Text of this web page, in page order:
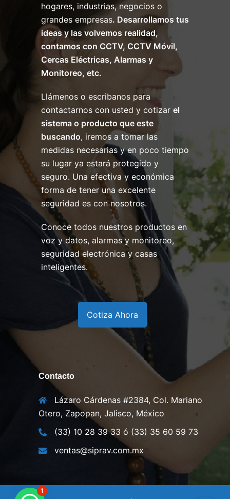
hogares, industrias, negocios o
grandes empresas. Desarrollamos tus
ideas y las volvemos realidad,
contamos con CCTV, CCTV Móvil,
Cercas Eléctricas, Alarmas y
Monitoreo, etc.
Llámenos o escribanos para
contactarnos con usted y cotizar el
sistema o producto que este
buscando, iremos a tomar las
medidas necesarias y en poco tiempo
su lugar ya estará protegido y
seguro. Una efectiva y económica
forma de tener una excelente
seguridad es con nosotros.
Conoce todos nuestros productos en
voz y datos, alarmas y monitoreo,
seguridad electrónica y casas
inteligentes.
Cotiza Ahora
Contacto
Lázaro Cárdenas #2384, Col. Mariano
Otero, Zapopan, Jalisco, México
(33) 10 28 39 33 ó (33) 35 60 59 73
ventas@siprav.com.mx
1